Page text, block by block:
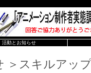
活動とお知らせ
＞スキルアッ